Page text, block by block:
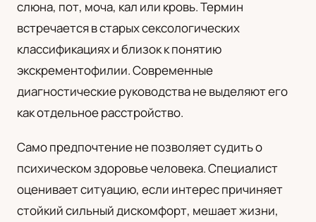
Українська
слюна, пот, моча, кал или кровь. Термин
встречается в старых сексологических
классификациях и близок к понятию
экскрементофилии. Современные
диагностические руководства не выделяют его
как отдельное расстройство.
Само предпочтение не позволяет судить о
психическом здоровье человека. Специалист
оценивает ситуацию, если интерес причиняет
стойкий сильный дискомфорт, мешает жизни,